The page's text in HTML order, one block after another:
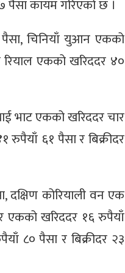
कायम गरिएको छ ।
पैसा, चिनियाँ युआन एकको
एकको खरिददर ४०
भाट एकको खरिददर चार
रुपैयाँ ६१ पैसा र बिक्रीदर
दक्षिण कोरियाली वन एक
एकको खरिददर १६ रुपैयाँ
८० पैसा र बिक्रीदर २३